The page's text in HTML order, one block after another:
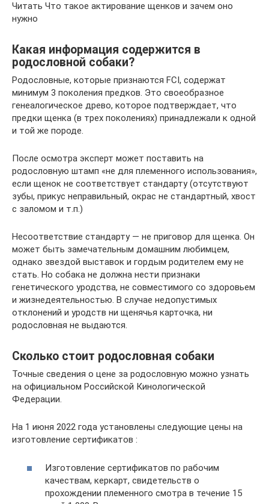
Читать Что такое актирование щенков и зачем оно
нужно
Какая информация содержится в
родословной собаки?
Родословные, которые признаются FCI, содержат
минимум 3 поколения предков. Это своеобразное
генеалогическое древо, которое подтверждает, что
предки щенка (в трех поколениях) принадлежали к одной
и той же породе.
После осмотра эксперт может поставить на
родословную штамп «не для племенного использования»,
если щенок не соответствует стандарту (отсутствуют
зубы, прикус неправильный, окрас не стандартный, хвост
с заломом и т.п.)
Несоответствие стандарту — не приговор для щенка. Он
может быть замечательным домашним любимцем,
однако звездой выставок и гордым родителем ему не
стать. Но собака не должна нести признаки
генетического уродства, не совместимого со здоровьем
и жизнедеятельностью. В случае недопустимых
отклонений и уродств ни щенячья карточка, ни
родословная не выдаются.
Сколько стоит родословная собаки
Точные сведения о цене за родословную можно узнать
на официальном Российской Кинологической
Федерации.
На 1 июня 2022 года установлены следующие цены на
изготовление сертификатов :
Изготовление сертификатов по рабочим
качествам, керкарт, свидетельств о
прохождении племенного смотра в течение 15